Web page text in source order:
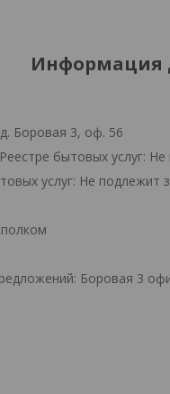
Информация
Боровая 3, оф. 56
бытовых услуг:
услуг: Не подлежит
Боровая 3